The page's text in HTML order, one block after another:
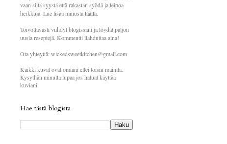
vaan siitä syystä että rakastan syödä ja leipoa
herkkuja. Lue lisää minustatäällä.
Toivottavasti viihdyt blogissani ja löydät paljon
uusia reseptejä. Kommentti ilahduttaa aina!
Ota yhteyttä: wickedsweetkitchen@gmail.com
Kaikki kuvat ovat omiani ellei toisin mainita.
Kysythän minulta lupaa jos haluat käyttää
kuviani.
Hae tästä blogista